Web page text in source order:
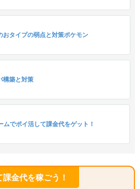
おタイプの弱点と対策ポケモン
構築と対策
ムでポイ活して課金代をゲット！
金代を稼ごう！